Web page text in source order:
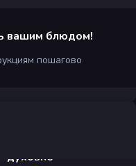
вашим блюдом!
пошагово
духовке